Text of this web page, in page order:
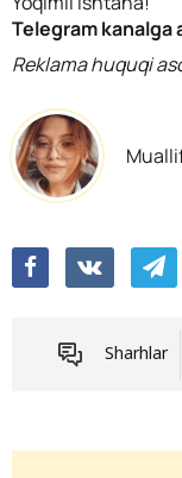
Telegram kanalga
Reklama huquqi
Sharhlar